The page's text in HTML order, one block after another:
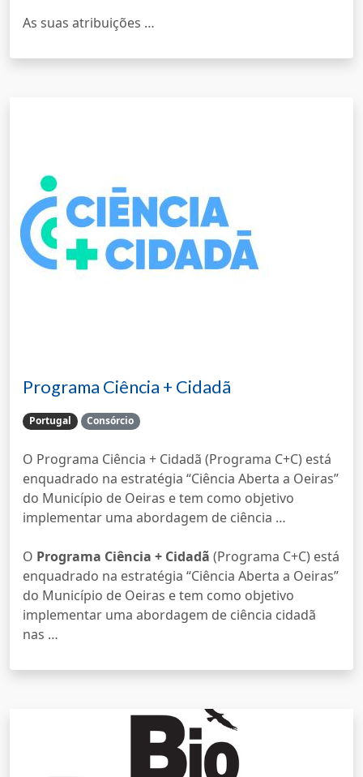
As suas atribuições …
Programa Ciência + Cidadã
Portugal Consórcio
O Programa Ciência + Cidadã (Programa C+C) está
enquadrado na estratégia “Ciência Aberta a Oeiras”
do Município de Oeiras e tem como objetivo
implementar uma abordagem de ciência …
O Programa Ciência + Cidadã (Programa C+C) está
enquadrado na estratégia “Ciência Aberta a Oeiras”
do Município de Oeiras e tem como objetivo
implementar uma abordagem de ciência cidadã
nas …